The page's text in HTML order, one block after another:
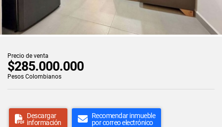
Precio de venta
$285.000.000
Pesos Colombianos
Descargar
información
Recomendar inmueble
por correo electrónico